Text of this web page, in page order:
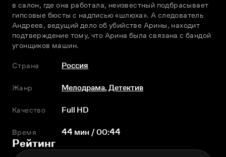
в салон, где она работала, неизвестный подбрасывает
гипсовые бюсты с надписью «шлюха». А следователь
Андреев, ведущий дело об убийстве Арины, находит
подтверждение тому, что Арина была связана с бандой
угонщиков машин.
Страна Россия
Жанр Мелодрама,Детектив
Качество Full HD
Время 44 мин / 00:44
Рейтинг